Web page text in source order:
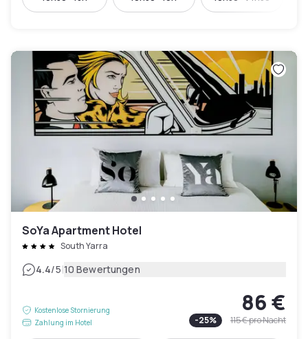
SoYa Apartment Hotel
South Yarra
4.4/5|10 Bewertungen
Kostenlose Stornierung
Zahlung im Hotel
86 €
-25% 115 €pro Nacht